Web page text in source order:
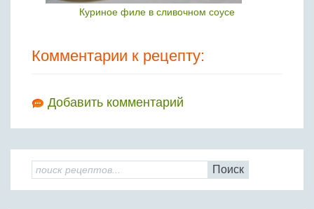
Куриное филе в сливочном соусе
Комментарии к рецепту:
Добавить комментарий
Поиск